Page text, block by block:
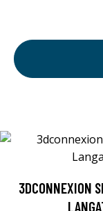
3DCONNEXION